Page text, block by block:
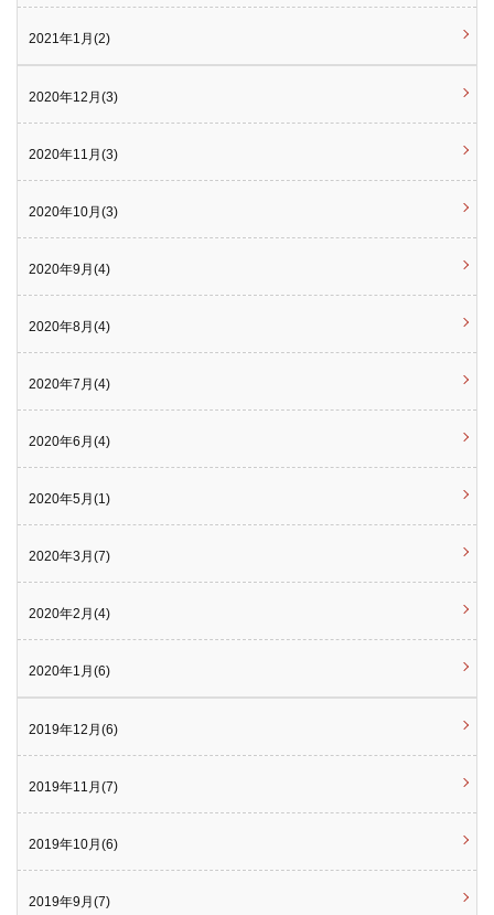
2021年1月(2)
2020年12月(3)
2020年11月(3)
2020年10月(3)
2020年9月(4)
2020年8月(4)
2020年7月(4)
2020年6月(4)
2020年5月(1)
2020年3月(7)
2020年2月(4)
2020年1月(6)
2019年12月(6)
2019年11月(7)
2019年10月(6)
2019年9月(7)